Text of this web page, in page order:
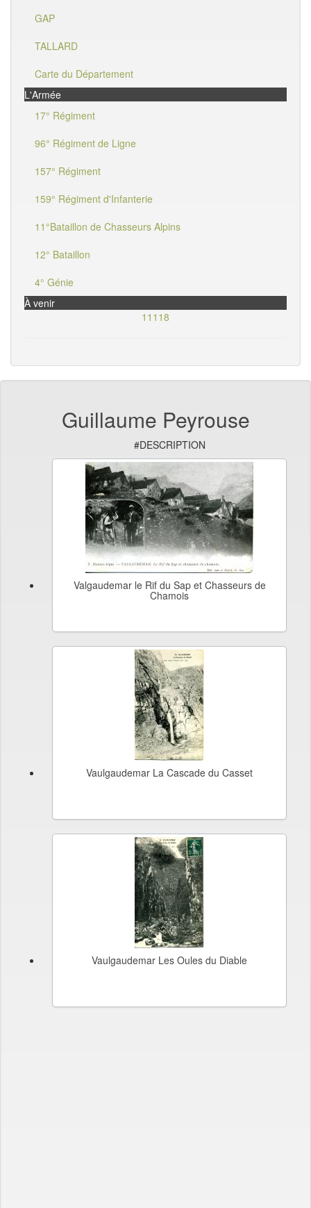
GAP
TALLARD
Carte du Département
L'Armée
17° Régiment
96° Régiment de Ligne
157° Régiment
159° Régiment d'Infanterie
11°Bataillon de Chasseurs Alpins
12° Bataillon
4° Génie
À venir
11118
Guillaume Peyrouse
#DESCRIPTION
Valgaudemar le Rif du Sap et Chasseurs de
Chamois
Vaulgaudemar La Cascade du Casset
Vaulgaudemar Les Oules du Diable